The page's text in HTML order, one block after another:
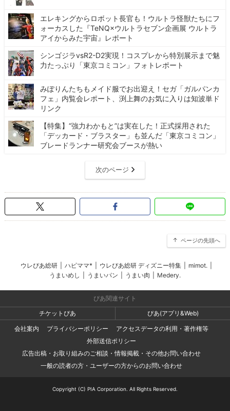
エレキングからロボット長官も！ウルトラ怪獣たちにフ
ォーカスした『TeNQ×ウルトラセブン企画展 ウルトラ
アイからみた宇宙』レポート
シンゴジラvsR2-D2実現！コスプレから特別展示まで魅
力たっぷり「東京コミコン」フォトレポート
みぽりんたちもメイド服でお出迎え！セガ「ガルパンカ
フェ」内覧会レポート、渕上舞のお気に入りは知波単ド
リンク
【特集】“強力わかもと”は実在した！正式採用された
「デッカード・ブラスター」も並んだ「東京コミコン」
ブレードランナー研究会ブースが熱い
次のページ
ページの先頭へ
ウレぴあ総研 ハピママ* ウレぴあ総研 ディズニー特集 mimot.
うまいめし
うまいパン うまい肉 Medery.
ぴあ関連サイト
チケットぴあ
ぴあ(アプリ&Web)
会社案内
プライバシーポリシー
アクセスデータの利用・著作権等
外部送信ポリシー
広告出稿・お取り組みのご相談・情報掲載・その他お問い合わせ
一般の読者の方・ユーザーの方からのお問い合わせ
Copyright (C) PIA Corporation. All Rights Reserved.